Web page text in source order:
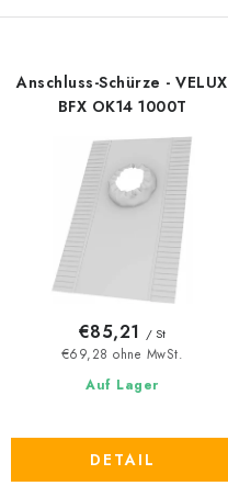
Anschluss-Schürze - VELUX
BFX OK14 1000T
Auf Lager
€69,28 ohne MwSt.
€85,21 / St
DETAIL